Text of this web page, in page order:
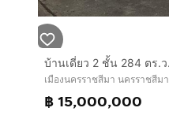
เมืองนครราชสีมา นครราชสีมา
฿ 15,000,000